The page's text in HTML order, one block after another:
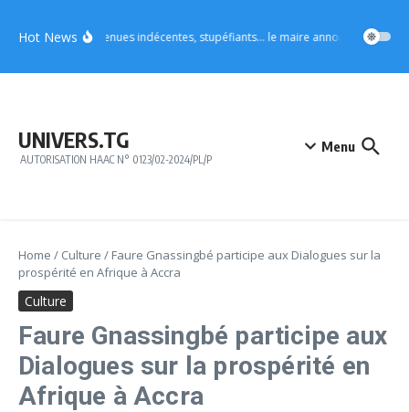
Hot NewsVo4 : tenues indécentes, stupéfiants… le maire annonce des
UNIVERS.TG
AUTORISATION HAAC N° 0123/02-2024/PL/P
Menu
Home / Culture / Faure Gnassingbé participe aux Dialogues sur la
prospérité en Afrique à Accra
Culture
Faure Gnassingbé participe aux
Dialogues sur la prospérité en
Afrique à Accra